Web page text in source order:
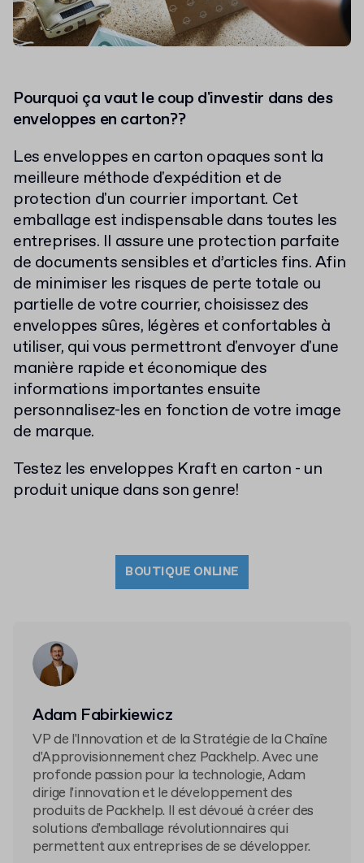
Pourquoi ça vaut le coup d'investir dans des
enveloppes en carton??
Les enveloppes en carton opaques sont la
meilleure méthode d'expédition et de
protection d'un courrier important. Cet
emballage est indispensable dans toutes les
entreprises. Il assure une protection parfaite
de documents sensibles et d’articles fins. Afin
de minimiser les risques de perte totale ou
partielle de votre courrier, choisissez des
enveloppes sûres, légères et confortables à
utiliser, qui vous permettront d'envoyer d'une
manière rapide et économique des
informations importantes ensuite
personnalisez-les en fonction de votre image
de marque.
Testez les enveloppes Kraft en carton - un
produit unique dans son genre!
BOUTIQUE ONLINE
Adam Fabirkiewicz
VP de l'Innovation et de la Stratégie de la Chaîne
d'Approvisionnement chez Packhelp. Avec une
profonde passion pour la technologie, Adam
dirige l'innovation et le développement des
produits de Packhelp. Il est dévoué à créer des
solutions d'emballage révolutionnaires qui
permettent aux entreprises de se développer.